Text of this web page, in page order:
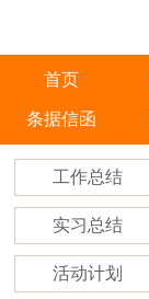
首页
条据信函
工作总结
实习总结
活动计划